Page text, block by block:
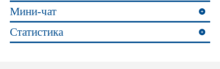
Мини-чат
Статистика